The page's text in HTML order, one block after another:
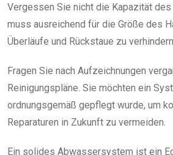
Vergessen Sie nicht die Kapazität
muss ausreichend für die Größe des
Überläufe und Rückstaue zu verhindern.
Fragen Sie nach Aufzeichnungen
Reinigungspläne. Sie möchten ein
ordnungsgemäß gepflegt wurde, um
Reparaturen in Zukunft zu vermeiden.
Ein solides Abwassersystem ist ein